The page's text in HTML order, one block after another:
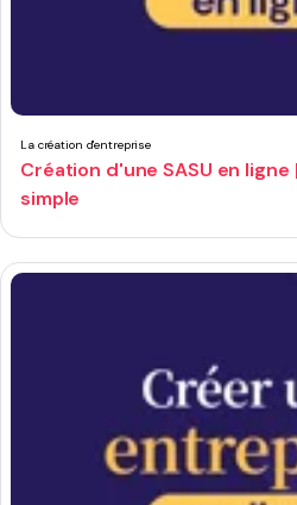
La création d'entreprise
Création d'une SASU en
simple